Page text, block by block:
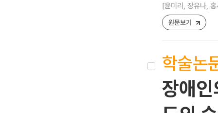
[윤미리, 장유나,
원문보기
학술논
장애